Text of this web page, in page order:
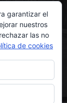
garantizar el
nuestros
las no
de cookies